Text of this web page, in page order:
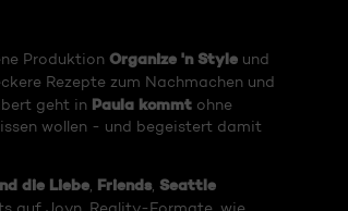
Produktion Organize 'n Styleund
Rezepte zum Nachmachen und
geht in Paula kommtohne
wollen - und begeistert damit
die Liebe, Friends, Seattle